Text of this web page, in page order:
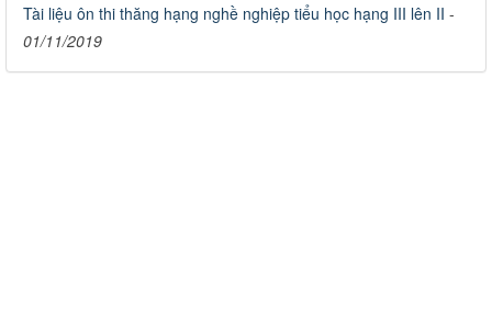
Tài liệu ôn thi thăng hạng nghề nghiệp tiểu học hạng III lên II -
01/11/2019